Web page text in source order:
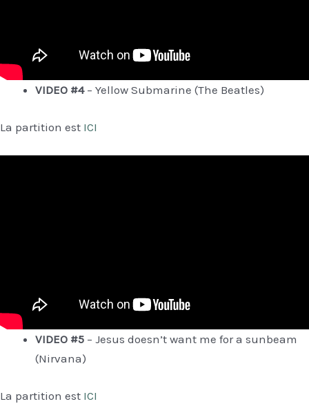
VIDEO #4– Yellow Submarine (The Beatles)
La partition est ICI
VIDEO #5 – Jesus doesn’t want me for a sunbeam
(Nirvana)
La partition est ICI